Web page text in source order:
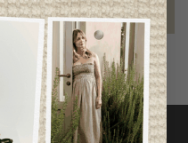
cause